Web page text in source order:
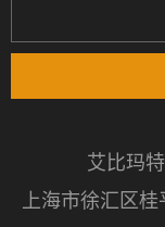
艾比玛
上海市徐汇区